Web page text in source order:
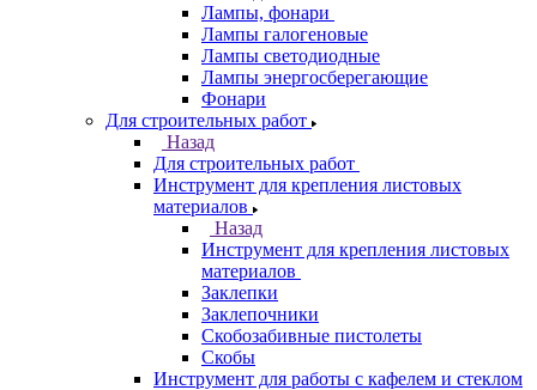
Лампы, фонари
Лампы галогеновые
Лампы светодиодные
Лампы энергосберегающие
Фонари
Для строительных работ
Назад
Для строительных работ
Инструмент для крепления листовых
материалов
Назад
Инструмент для крепления листовых
материалов
Заклепки
Заклепочники
Скобозабивные пистолеты
Скобы
Инструмент для работы с кафелем и стеклом